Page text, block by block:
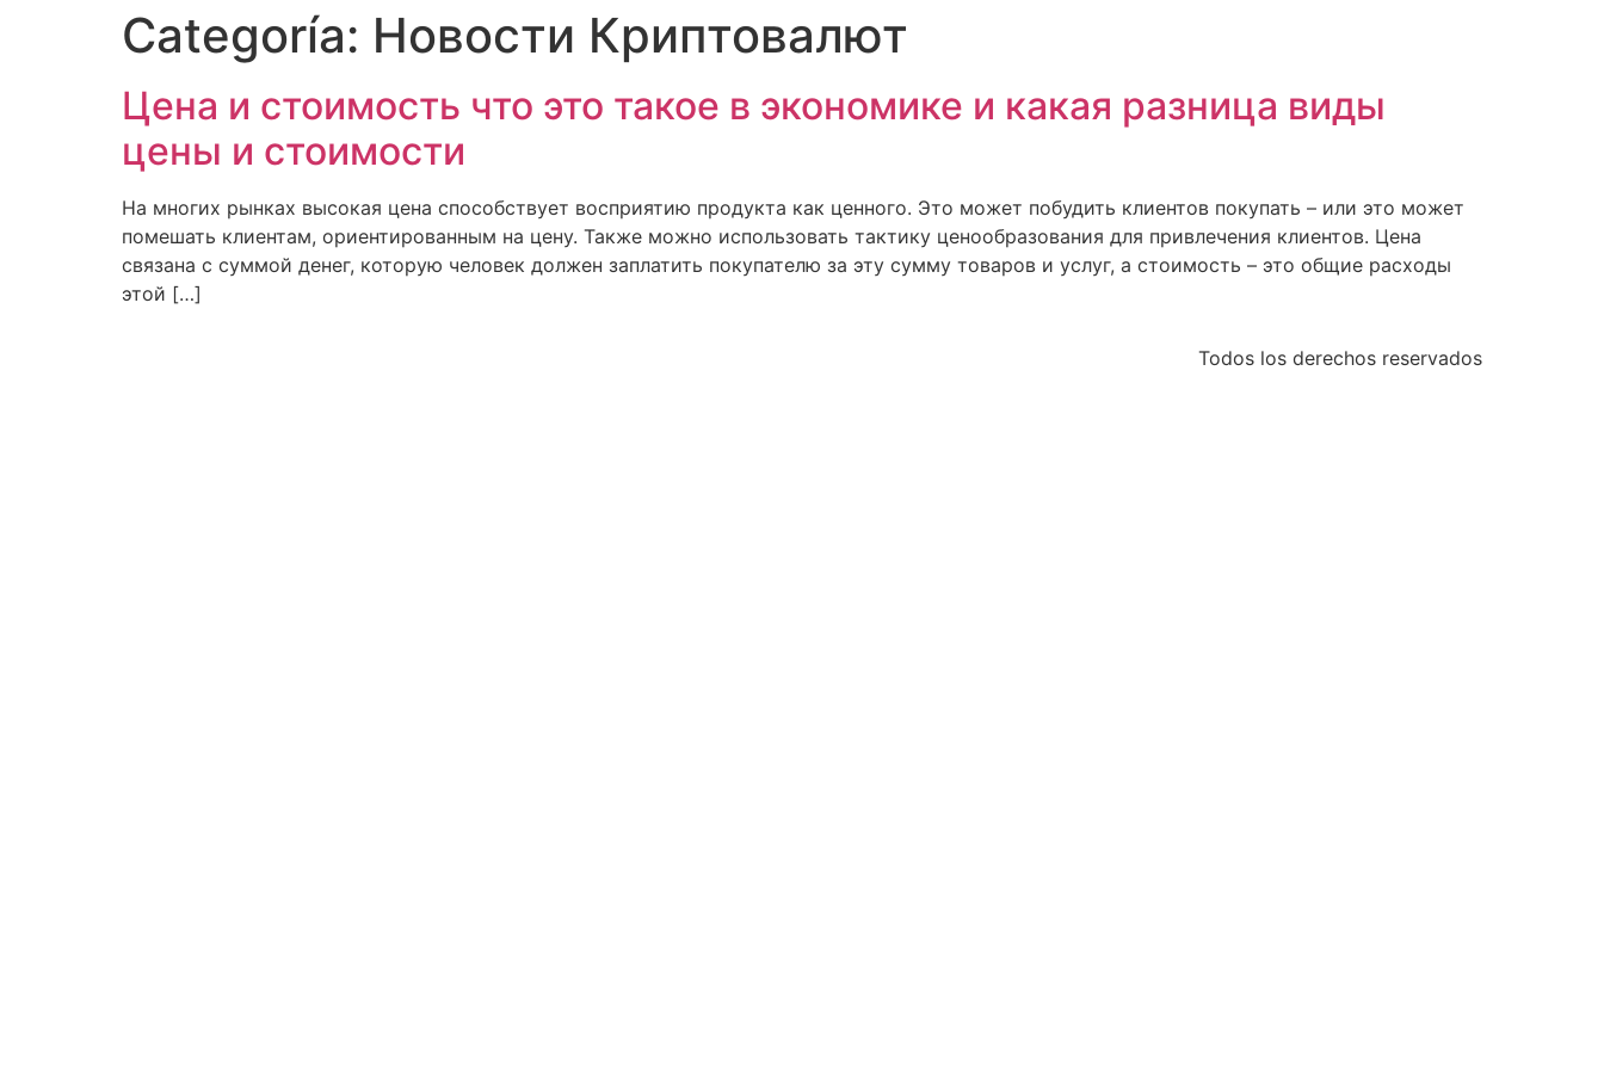
Categoría: Новости Криптовалют
Цена и стоимость что это такое в экономике и какая разница виды
цены и стоимости
На многих рынках высокая цена способствует восприятию продукта как ценного. Это может побудить клиентов покупать – или это может
помешать клиентам, ориентированным на цену. Также можно использовать тактику ценообразования для привлечения клиентов. Цена
связана с суммой денег, которую человек должен заплатить покупателю за эту сумму товаров и услуг, а стоимость – это общие расходы
этой […]
Todos los derechos reservados